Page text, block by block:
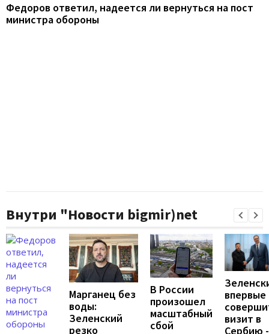
Федоров ответил, надеется ли вернуться на пост
министра обороны
Внутри "Новости bigmir)net
Марганец без
воды:
Зеленский
резко
В России
произошел
масштабный
сбой
впервые
визит в
Сербию -